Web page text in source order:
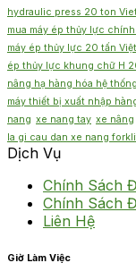
hydraulic press 20 ton
mua máy ép thủy lực
máy ép thủy lực 20 tấn
ép thủy lực khung chữ H
nâng hạ hàng hóa hệ
máy thiết bị xuất nhập
nang xe nang tay xe nâng
la gi cau dan xe nang
Dịch Vụ
Chính Sách
Chính Sách
Liên Hệ
Giờ Làm Việc